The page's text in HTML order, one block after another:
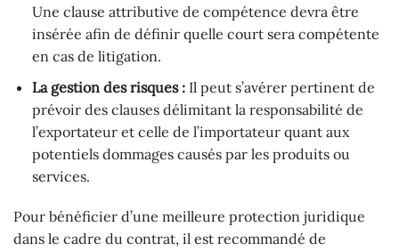
Une clause attributive de compétence devra être
insérée afin de définir quelle court sera compétente
en cas de litigation.
La gestion des risques :Il peut s’avérer pertinent de
prévoir des clauses délimitant la responsabilité de
l’exportateur et celle de l’importateur quant aux
potentiels dommages causés par les produits ou
services.
Pour bénéficier d’une meilleure protection juridique
dans le cadre du contrat, il est recommandé de